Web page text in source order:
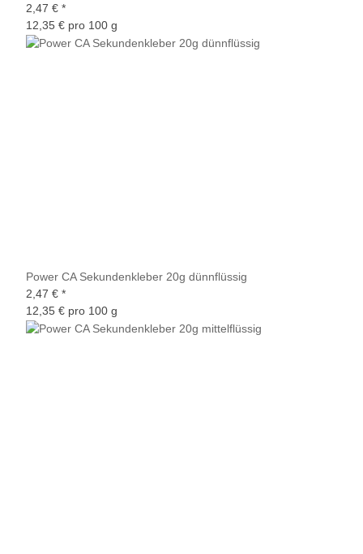
2,47 € *
12,35 € pro 100 g
Power CA Sekundenkleber 20g dünnflüssig
2,47 € *
12,35 € pro 100 g